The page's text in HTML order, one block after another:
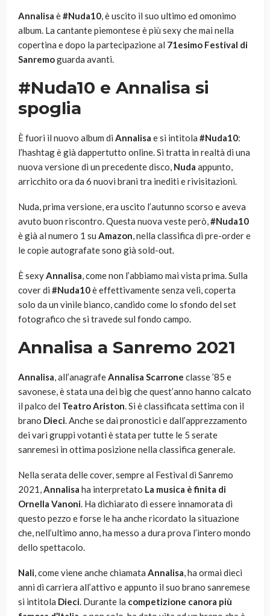
Annalisa è#Nuda10, è uscito il suo ultimo ed omonimo
album. La cantante piemontese è più sexy che mai nella
copertina e dopo la partecipazione al 71esimo Festival di
Sanremoguarda avanti.
#Nuda10 e Annalisa si
spoglia
È fuori il nuovo album di Annalisa e si intitola #Nuda10:
l’hashtag è già dappertutto online. Si tratta in realtà di una
nuova versione di un precedente disco, Nuda appunto,
arricchito ora da 6 nuovi brani tra inediti e rivisitazioni.
Nuda, prima versione, era uscito l’autunno scorso e aveva
avuto buon riscontro. Questa nuova veste però,#Nuda10
è già al numero 1 su Amazon, nella classifica di pre-order e
le copie autografate sono già sold-out.
È sexyAnnalisa, come non l’abbiamo mai vista prima. Sulla
cover di #Nuda10è effettivamente senza veli, coperta
solo da un vinile bianco, candido come lo sfondo del set
fotografico che si travede sul fondo campo.
Annalisa a Sanremo 2021
Annalisa, all’anagrafeAnnalisa Scarrone classe ’85 e
savonese, è stata una dei big che quest’anno hanno calcato
il palco del Teatro Ariston. Si è classificata settima con il
brano Dieci. Anche se dai pronostici e dall’apprezzamento
dei vari gruppi votanti è stata per tutte le 5 serate
sanremesi in ottima posizione nella classifica generale.
Nella serata delle cover, sempre al Festival di Sanremo
2021,Annalisa ha interpretato La musica è finita di
Ornella Vanoni. Ha dichiarato di essere innamorata di
questo pezzo e forse le ha anche ricordato la situazione
che, nell’ultimo anno, ha messo a dura prova l’intero mondo
dello spettacolo.
Nali, come viene anche chiamata Annalisa, ha ormai dieci
anni di carriera all’attivo e appunto il suo brano sanremese
si intitola Dieci. Durante la competizione canora più